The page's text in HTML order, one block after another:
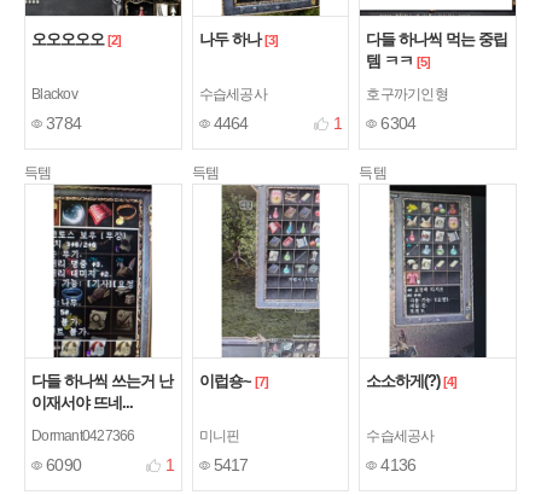
오오오오오 [2]
Blackov
3784
나두 하나 [3]
수습세공사
4464 1
다들 하나씩 먹는 중립
템 ㅋㅋ [5]
호구까기인형
6304
득템
다들 하나씩 쓰는거 난
이재서야 뜨네...
Dormant0427366
6090 1
득템
이럽숑~ [7]
미니핀
5417
득템
소소하게(?) [4]
수습세공사
4136